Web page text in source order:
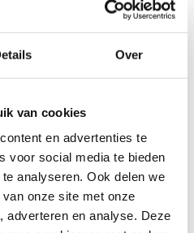
Over
van cookies
en advertenties te
voor social media te bieden
analyseren. Ook delen we
onze site met onze
adverteren en analyse. Deze